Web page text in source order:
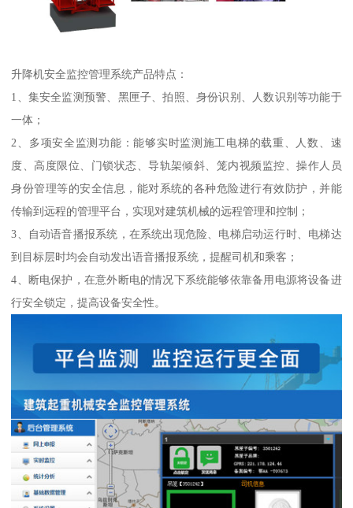
升降机安全监控管理系统产品特点：
1、集安全监测预警、黑匣子、拍照、身份识别、人数识别等功能于
一体；
2、多项安全监测功能：能够实时监测施工电梯的载重、人数、速
度、高度限位、门锁状态、导轨架倾斜、笼内视频监控、操作人员
身份管理等的安全信息，能对系统的各种危险进行有效防护，并能
传输到远程的管理平台，实现对建筑机械的远程管理和控制；
3、自动语音播报系统，在系统出现危险、电梯启动运行时、电梯达
到目标层时均会自动发出语音播报系统，提醒司机和乘客；
4、断电保护，在意外断电的情况下系统能够依靠备用电源将设备进
行安全锁定，提高设备安全性。